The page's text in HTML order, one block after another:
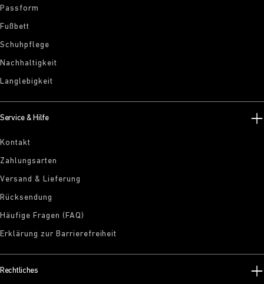
Passform
Fußbett
Schuhpflege
Nachhaltigkeit
Langlebigkeit
Service & Hilfe
Kontakt
Zahlungsarten
Versand & Lieferung
Rücksendung
Häufige Fragen (FAQ)
Erklärung zur Barrierefreiheit
Rechtliches